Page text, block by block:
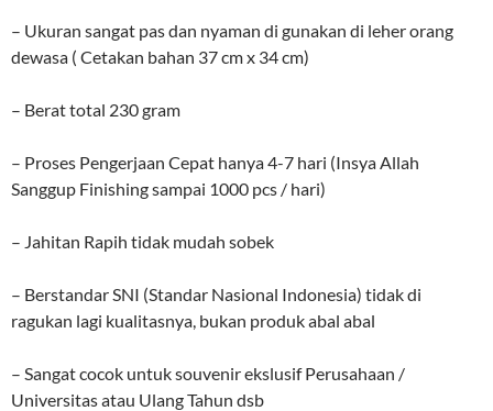
– Ukuran sangat pas dan nyaman di gunakan di leher orang
dewasa ( Cetakan bahan 37 cm x 34 cm)
– Berat total 230 gram
– Proses Pengerjaan Cepat hanya 4-7 hari (Insya Allah
Sanggup Finishing sampai 1000 pcs / hari)
– Jahitan Rapih tidak mudah sobek
– Berstandar SNI (Standar Nasional Indonesia) tidak di
ragukan lagi kualitasnya, bukan produk abal abal
– Sangat cocok untuk souvenir ekslusif Perusahaan /
Universitas atau Ulang Tahun dsb